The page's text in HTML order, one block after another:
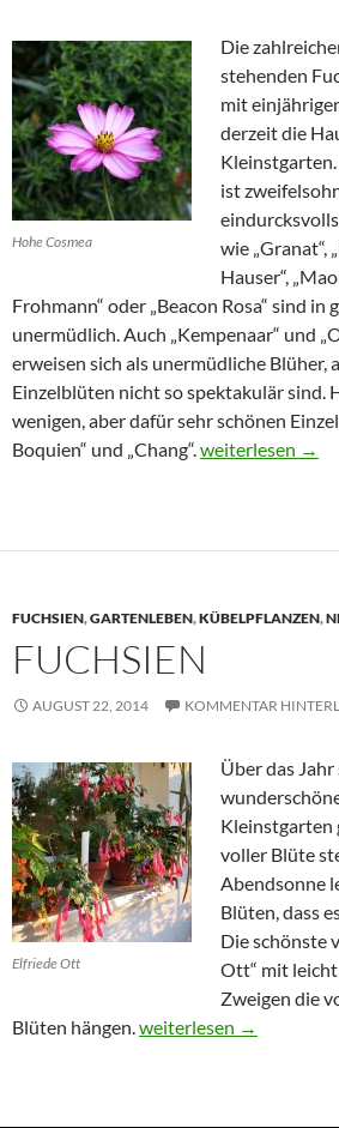
Hohe Cosmea
Die
stehenden
mit
derzeit die
ist
wie „Granat“,
Hauser“,
Frohmann“ oder „Beacon Rosa“ sind
unermüdlich. Auch „Kempenaar“ und
erweisen sich als unermüdliche Blüher,
Einzelblüten nicht so spektakulär sind.
wenigen, aber dafür sehr schönen
Boquien“ und „Chang“.weiterlesen →
FUCHSIEN,GARTENLEBEN,KÜBELPFLANZEN,
FUCHSIEN
AUGUST 22, 2014 KOMMENTAR
Elfriede Ott
Über das
Kleinstgarten
voller Blüte
Abendsonne
Blüten, dass
Die schönste
Ott“ mit
Zweigen die
Blüten hängen.Fuchsien
weiterlesen →